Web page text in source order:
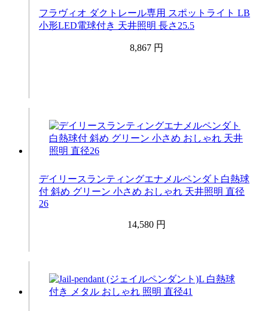
フラヴィオ ダクトレール専用 スポットライト LB
小形LED電球付き 天井照明 長さ25.5
8,867 円
デイリースランティングエナメルペンダト白熱球
付 斜め グリーン 小さめ おしゃれ 天井照明 直径
26
14,580 円